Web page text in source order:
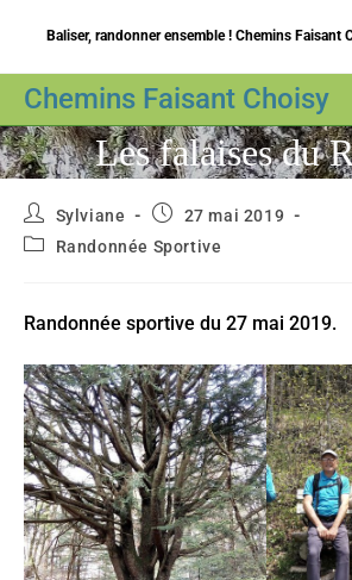
content
Baliser, randonner ensemble ! Chemins Faisant
Chemins Faisant Choisy
Les falaises du
Auteur/autrice
de
la
Sylviane
Publication
27 mai 2019
PostRandonnée Sportive
Randonnée sportive du 27 mai 2019.